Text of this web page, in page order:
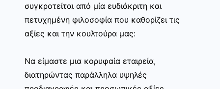
συγκροτείται από μία ευδιάκριτη και
πετυχημένη φιλοσοφία που καθορίζει τις
αξίες και την κουλτούρα μας:
Να είμαστε μια κορυφαία εταιρεία,
διατηρώντας παράλληλα υψηλές